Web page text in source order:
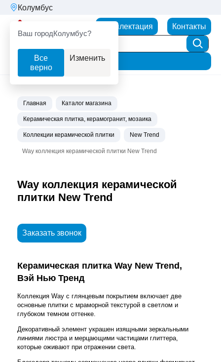
Колумбус
Ваш городКолумбус?
Все
верно
Изменить
Комплектация Контакты
Фильтр
Главная Каталог магазина
Керамическая плитка, керамогранит, мозаика
Коллекции керамической плитки New Trend
Way коллекция керамической плитки New Trend
Way коллекция керамической
плитки New Trend
Заказать звонок
Керамическая плитка Way New Trend,
Вэй Нью Тренд
Коллекция Way с глянцевым покрытием включает две
основные плитки с мраморной текстурой в светлом и
глубоком темном оттенке.
Декоративный элемент украшен изящными зеркальными
линиями люстра и мерцающими частицами глиттера,
которые оживают при отражении света.